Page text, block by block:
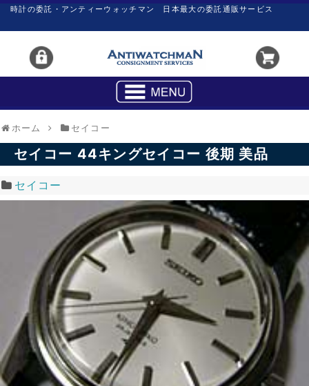
時計の委託・アンティーウォッチマン 日本最大の委託通販サービス
ホーム セイコー
セイコー 44キングセイコー 後期 美品
セイコー